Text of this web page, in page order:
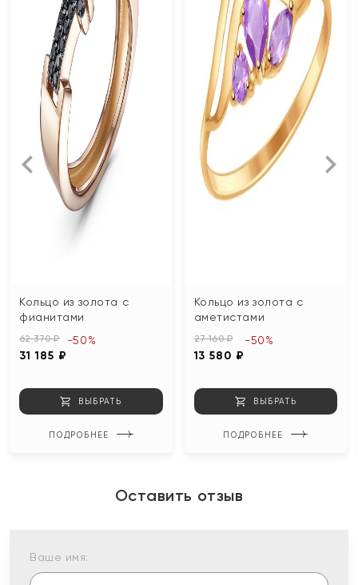
Кольцо из золота с
фианитами
62 370 ₽
31 185 ₽
-50%
ВЫБРАТЬ
ПОДРОБНЕЕ
Кольцо из золота с
аметистами
27 160 ₽
13 580 ₽
-50%
ВЫБРАТЬ
ПОДРОБНЕЕ
Оставить отзыв
Ваше имя: